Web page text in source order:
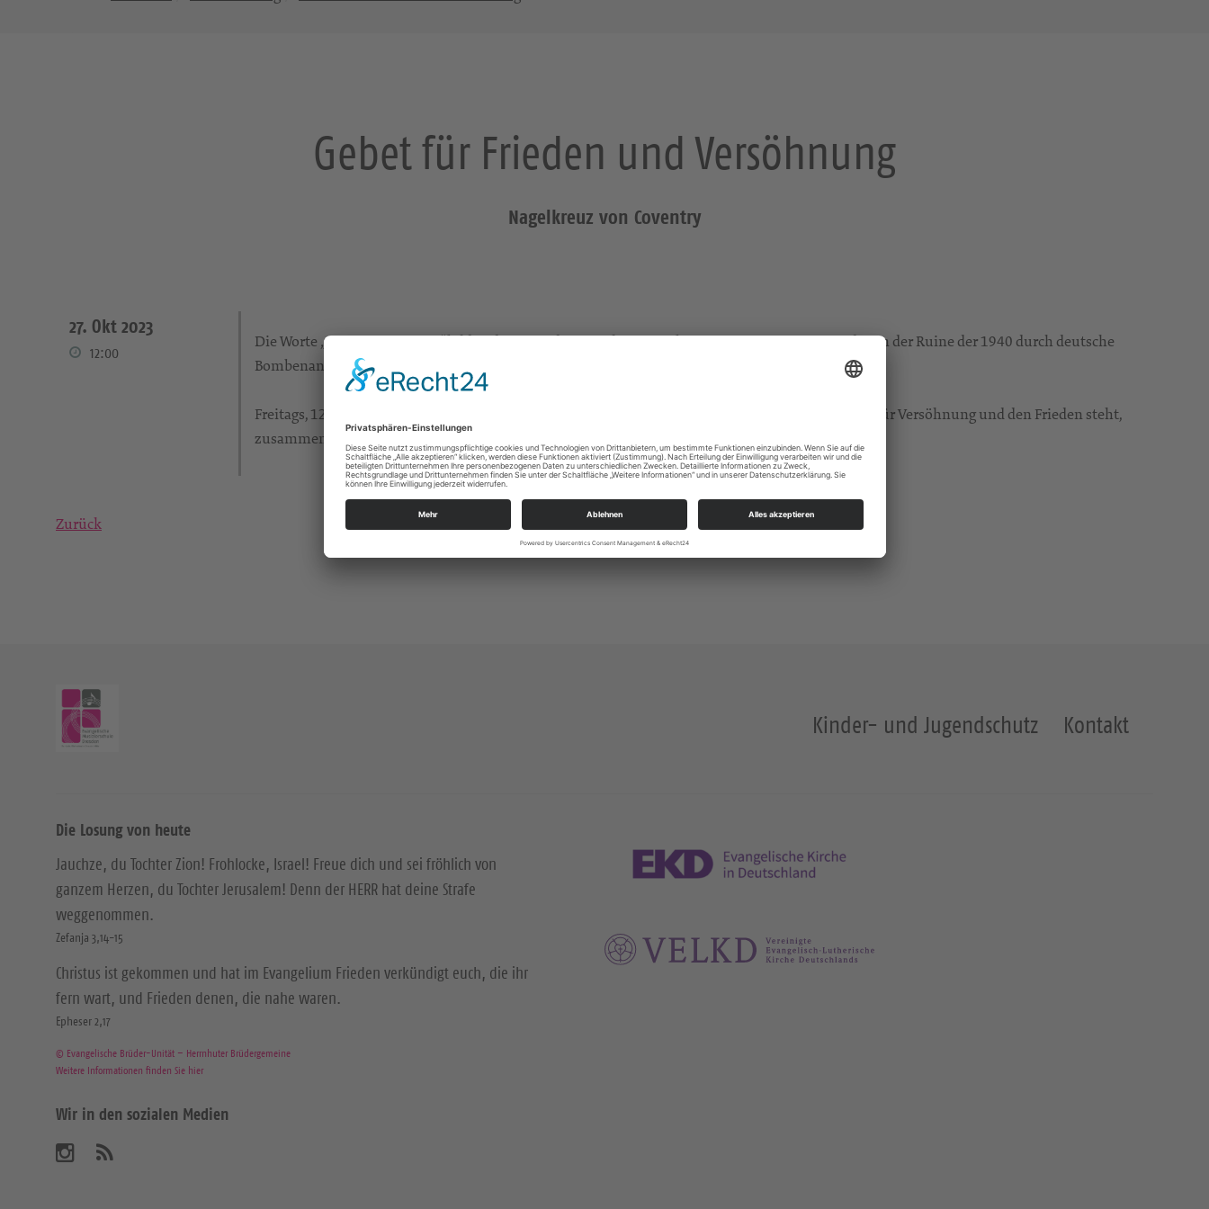
Gebet für Frieden und Versöhnung
Nagelkreuz von Coventry
27. Okt 2023
12:00
Die Worte „FATHER FORGIVE“ bilden den Kern des Versöhnungsgebetes von Coventry. Sie wurden in der Ruine der 1940 durch deutsche
Bombenangriffe zerstörten Kathedrale von Coventry angebracht.
Freitags, 12 Uhr kommen die Menschen zum Gebet unter dem Nagelkreuz von Coventry, welches für Versöhnung und den Frieden steht,
zusammen.
Zurück
Kinder- und Jugendschutz Kontakt
Die Losung von heute
Jauchze, du Tochter Zion! Frohlocke, Israel! Freue dich und sei fröhlich von
ganzem Herzen, du Tochter Jerusalem! Denn der HERR hat deine Strafe
weggenommen.
Zefanja 3,14-15
Christus ist gekommen und hat im Evangelium Frieden verkündigt euch, die ihr
fern wart, und Frieden denen, die nahe waren.
Epheser 2,17
© Evangelische Brüder-Unität – Herrnhuter Brüdergemeine
Weitere Informationen finden Sie hier
Wir in den sozialen Medien